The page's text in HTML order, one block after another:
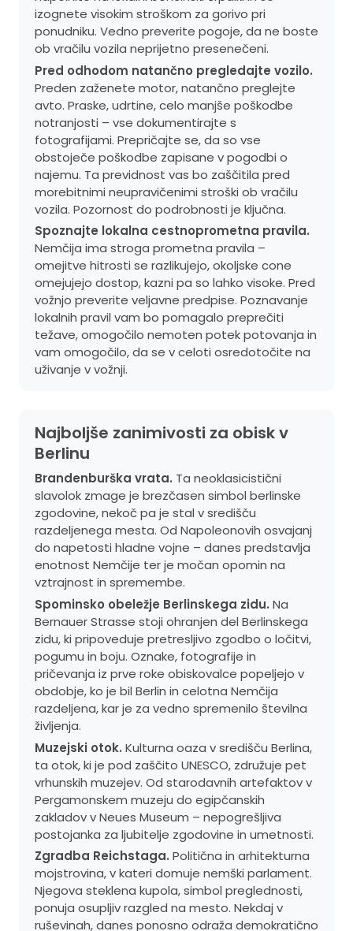
izognete visokim stroškom za gorivo pri
ponudniku. Vedno preverite pogoje, da ne boste
ob vračilu vozila neprijetno presenečeni.
Pred odhodom natančno pregledajte vozilo.
Preden zaženete motor, natančno preglejte
avto. Praske, udrtine, celo manjše poškodbe
notranjosti – vse dokumentirajte s
fotografijami. Prepričajte se, da so vse
obstoječe poškodbe zapisane v pogodbi o
najemu. Ta previdnost vas bo zaščitila pred
morebitnimi neupravičenimi stroški ob vračilu
vozila. Pozornost do podrobnosti je ključna.
Spoznajte lokalna cestnoprometna pravila.
Nemčija ima stroga prometna pravila –
omejitve hitrosti se razlikujejo, okoljske cone
omejujejo dostop, kazni pa so lahko visoke. Pred
vožnjo preverite veljavne predpise. Poznavanje
lokalnih pravil vam bo pomagalo preprečiti
težave, omogočilo nemoten potek potovanja in
vam omogočilo, da se v celoti osredotočite na
uživanje v vožnji.
Najboljše zanimivosti za obisk v
Berlinu
Brandenburška vrata. Ta neoklasicistični
slavolok zmage je brezčasen simbol berlinske
zgodovine, nekoč pa je stal v središču
razdeljenega mesta. Od Napoleonovih osvajanj
do napetosti hladne vojne – danes predstavlja
enotnost Nemčije ter je močan opomin na
vztrajnost in spremembe.
Spominsko obeležje Berlinskega zidu. Na
Bernauer Strasse stoji ohranjen del Berlinskega
zidu, ki pripoveduje pretresljivo zgodbo o ločitvi,
pogumu in boju. Oznake, fotografije in
pričevanja iz prve roke obiskovalce popeljejo v
obdobje, ko je bil Berlin in celotna Nemčija
razdeljena, kar je za vedno spremenilo številna
življenja.
Muzejski otok. Kulturna oaza v središču Berlina,
ta otok, ki je pod zaščito UNESCO, združuje pet
vrhunskih muzejev. Od starodavnih artefaktov v
Pergamonskem muzeju do egipčanskih
zakladov v Neues Museum – nepogrešljiva
postojanka za ljubitelje zgodovine in umetnosti.
Zgradba Reichstaga. Politična in arhitekturna
mojstrovina, v kateri domuje nemški parlament.
Njegova steklena kupola, simbol preglednosti,
ponuja osupljiv razgled na mesto. Nekdaj v
ruševinah, danes ponosno odraža demokratično